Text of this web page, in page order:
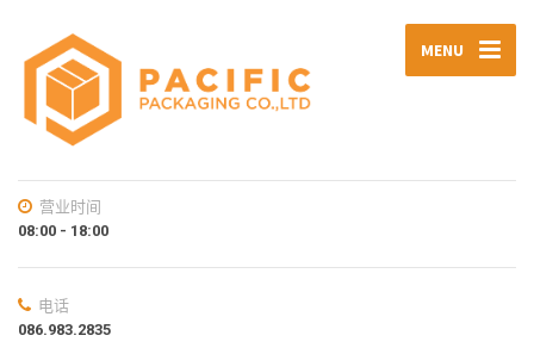
MENU
营业时间
08:00 - 18:00
电话
086.983.2835